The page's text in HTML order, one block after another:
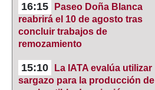
16:15
Paseo Doña Blanca
reabrirá el 10 de agosto tras
concluir trabajos de
remozamiento
15:10
La IATA evalúa utilizar
sargazo para la producción de